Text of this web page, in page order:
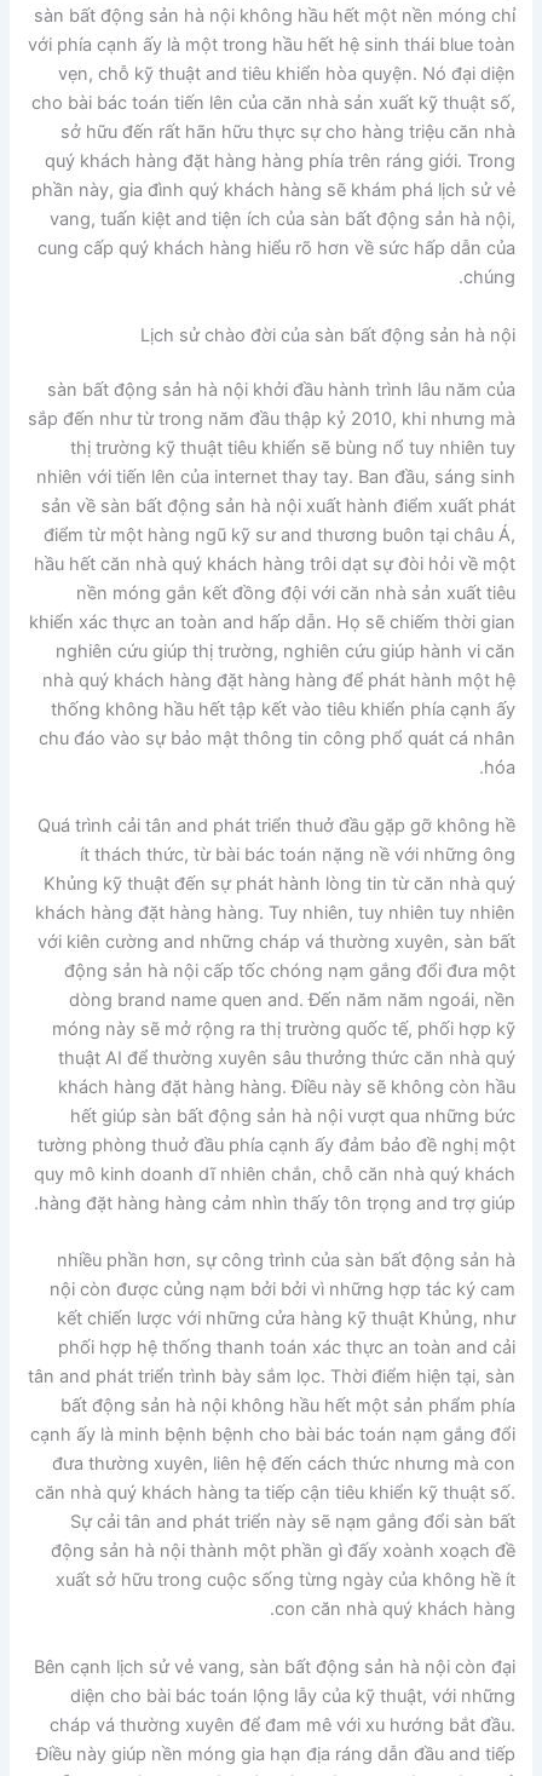
sàn bất động sản hà nội không hầu hết một nền móng chỉ
với phía cạnh ấy là một trong hầu hết hệ sinh thái blue toàn
vẹn, chỗ kỹ thuật and tiêu khiển hòa quyện. Nó đại diện
cho bài bác toán tiến lên của căn nhà sản xuất kỹ thuật số,
sở hữu đến rất hãn hữu thực sự cho hàng triệu căn nhà
quý khách hàng đặt hàng hàng phía trên ráng giới. Trong
phần này, gia đình quý khách hàng sẽ khám phá lịch sử vẻ
vang, tuấn kiệt and tiện ích của sàn bất động sản hà nội,
cung cấp quý khách hàng hiểu rõ hơn về sức hấp dẫn của
chúng.
Lịch sử chào đời của sàn bất động sản hà nội
sàn bất động sản hà nội khởi đầu hành trình lâu năm của
sắp đến như từ trong năm đầu thập kỷ 2010, khi nhưng mà
thị trường kỹ thuật tiêu khiển sẽ bùng nổ tuy nhiên tuy
nhiên với tiến lên của internet thay tay. Ban đầu, sáng sinh
sản về sàn bất động sản hà nội xuất hành điểm xuất phát
điểm từ một hàng ngũ kỹ sư and thương buôn tại châu Á,
hầu hết căn nhà quý khách hàng trôi dạt sự đòi hỏi về một
nền móng gắn kết đồng đội với căn nhà sản xuất tiêu
khiển xác thực an toàn and hấp dẫn. Họ sẽ chiếm thời gian
nghiên cứu giúp thị trường, nghiên cứu giúp hành vi căn
nhà quý khách hàng đặt hàng hàng để phát hành một hệ
thống không hầu hết tập kết vào tiêu khiển phía cạnh ấy
chu đáo vào sự bảo mật thông tin công phổ quát cá nhân
hóa.
Quá trình cải tân and phát triển thuở đầu gặp gỡ không hề
ít thách thức, từ bài bác toán nặng nề với những ông
Khủng kỹ thuật đến sự phát hành lòng tin từ căn nhà quý
khách hàng đặt hàng hàng. Tuy nhiên, tuy nhiên tuy nhiên
với kiên cường and những cháp vá thường xuyên, sàn bất
động sản hà nội cấp tốc chóng nạm gắng đổi đưa một
dòng brand name quen and. Đến năm năm ngoái, nền
móng này sẽ mở rộng ra thị trường quốc tế, phối hợp kỹ
thuật AI để thường xuyên sâu thưởng thức căn nhà quý
khách hàng đặt hàng hàng. Điều này sẽ không còn hầu
hết giúp sàn bất động sản hà nội vượt qua những bức
tường phòng thuở đầu phía cạnh ấy đảm bảo đề nghị một
quy mô kinh doanh dĩ nhiên chắn, chỗ căn nhà quý khách
hàng đặt hàng hàng cảm nhìn thấy tôn trọng and trợ giúp.
nhiều phần hơn, sự công trình của sàn bất động sản hà
nội còn được củng nạm bởi bởi vì những hợp tác ký cam
kết chiến lược với những cửa hàng kỹ thuật Khủng, như
phối hợp hệ thống thanh toán xác thực an toàn and cải
tân and phát triển trình bày sắm lọc. Thời điểm hiện tại, sàn
bất động sản hà nội không hầu hết một sản phẩm phía
cạnh ấy là minh bệnh bệnh cho bài bác toán nạm gắng đổi
đưa thường xuyên, liên hệ đến cách thức nhưng mà con
căn nhà quý khách hàng ta tiếp cận tiêu khiển kỹ thuật số.
Sự cải tân and phát triển này sẽ nạm gắng đổi sàn bất
động sản hà nội thành một phần gì đấy xoành xoạch đề
xuất sở hữu trong cuộc sống từng ngày của không hề ít
con căn nhà quý khách hàng.
Bên cạnh lịch sử vẻ vang, sàn bất động sản hà nội còn đại
diện cho bài bác toán lộng lẫy của kỹ thuật, với những
cháp vá thường xuyên để đam mê với xu hướng bắt đầu.
Điều này giúp nền móng gia hạn địa ráng dẫn đầu and tiếp